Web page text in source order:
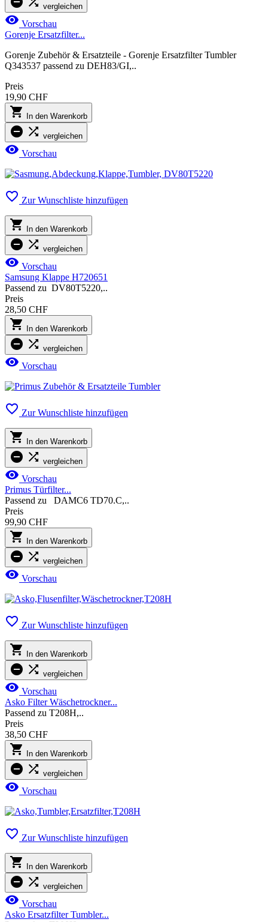
vergleichen
 Vorschau
Gorenje Ersatzfilter...
Gorenje Zubehör & Ersatzteile - Gorenje Ersatzfilter Tumbler
Q343537 passend zu DEH83/GI,..
Preis
19,90 CHF
 In den Warenkorb
  vergleichen
 Vorschau
 Zur Wunschliste hinzufügen
 In den Warenkorb
  vergleichen
 Vorschau
Samsung Klappe H720651
Passend zu DV80T5220,..
Preis
28,50 CHF
 In den Warenkorb
  vergleichen
 Vorschau
 Zur Wunschliste hinzufügen
 In den Warenkorb
  vergleichen
 Vorschau
Primus Türfilter...
Passend zu DAMC6 TD70.C,..
Preis
99,90 CHF
 In den Warenkorb
  vergleichen
 Vorschau
 Zur Wunschliste hinzufügen
 In den Warenkorb
  vergleichen
 Vorschau
Asko Filter Wäschetrockner...
Passend zu T208H,..
Preis
38,50 CHF
 In den Warenkorb
  vergleichen
 Vorschau
 Zur Wunschliste hinzufügen
 In den Warenkorb
  vergleichen
 Vorschau
Asko Ersatzfilter Tumbler...